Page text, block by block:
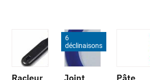
6
déclinaisons